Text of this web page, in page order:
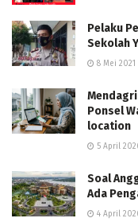
Pelaku
Sekolah
8 Mei 2021
Mendagri
Ponsel
location
5 April
Soal
Ada
4 April